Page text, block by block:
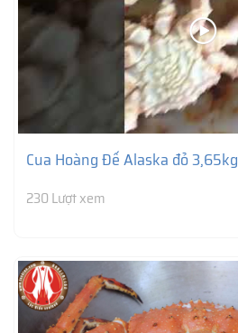
Cua Hoàng Đế Alaska đỏ 3,65kg
230 Lượt xem